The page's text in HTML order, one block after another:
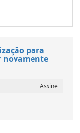
para
novamente